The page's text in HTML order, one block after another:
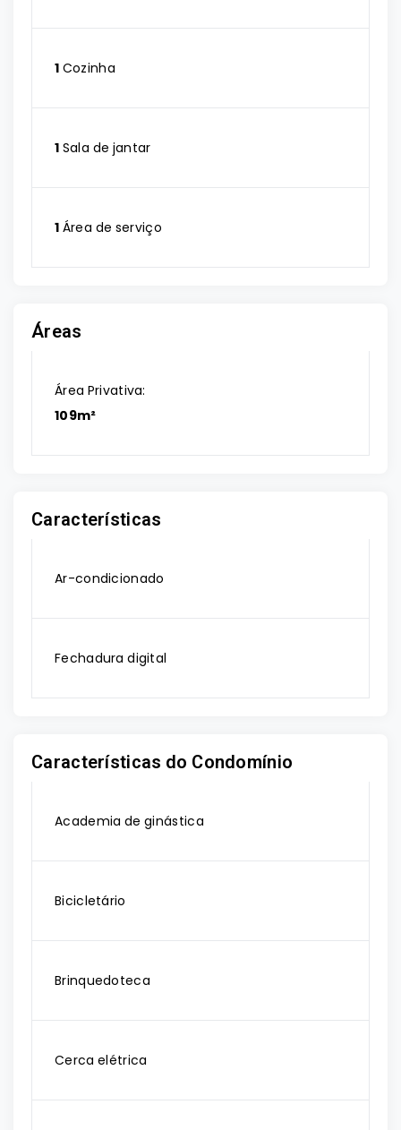
1 Cozinha
1 Sala de jantar
1 Área de serviço
Áreas
Área Privativa:
109m²
Características
Ar-condicionado
Fechadura digital
Características do Condomínio
Academia de ginástica
Bicicletário
Brinquedoteca
Cerca elétrica